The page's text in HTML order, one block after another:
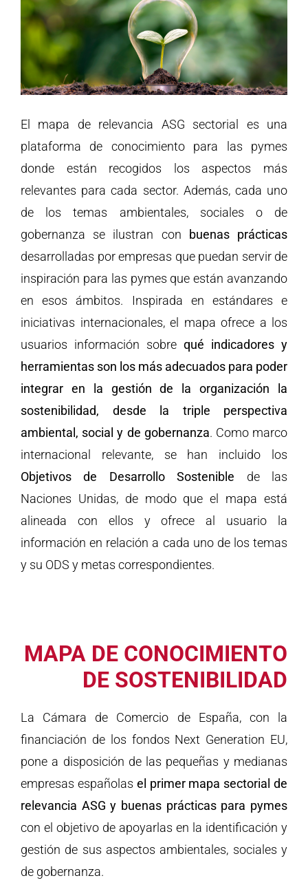
El mapa de relevancia ASG sectorial es una
plataforma de conocimiento para las pymes
donde están recogidos los aspectos más
relevantes para cada sector. Además, cada uno
de los temas ambientales, sociales o de
gobernanza se ilustran con buenas prácticas
desarrolladas por empresas que puedan servir de
inspiración para las pymes que están avanzando
en esos ámbitos. Inspirada en estándares e
iniciativas internacionales, el mapa ofrece a los
usuarios información sobre qué indicadores y
herramientas son los más adecuados para poder
integrar en la gestión de la organización la
sostenibilidad, desde la triple perspectiva
ambiental, social y de gobernanza. Como marco
internacional relevante, se han incluido los
Objetivos de Desarrollo Sostenible de las
Naciones Unidas, de modo que el mapa está
alineada con ellos y ofrece al usuario la
información en relación a cada uno de los temas
y su ODS y metas correspondientes.
MAPA DE CONOCIMIENTO
DE SOSTENIBILIDAD
La Cámara de Comercio de España, con la
financiación de los fondos Next Generation EU,
pone a disposición de las pequeñas y medianas
empresas españolas el primer mapa sectorial de
relevancia ASG y buenas prácticas para pymes
con el objetivo de apoyarlas en la identificación y
gestión de sus aspectos ambientales, sociales y
de gobernanza.